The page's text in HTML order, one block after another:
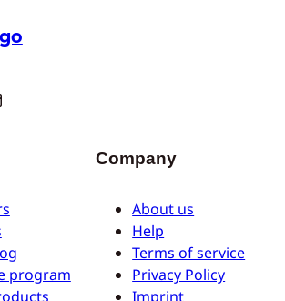
program
Company
About us
Help
Terms of service
Privacy Policy
Imprint